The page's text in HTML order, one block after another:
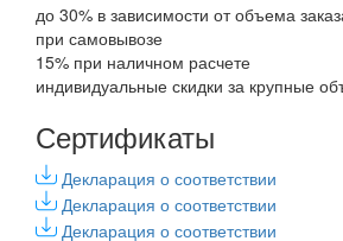
до 30% в зависимости от объема
при самовывозе
15% при наличном расчете
индивидуальные скидки за крупные
Сертификаты
Декларация о соответствии
Декларация о соответствии
Декларация о соответствии